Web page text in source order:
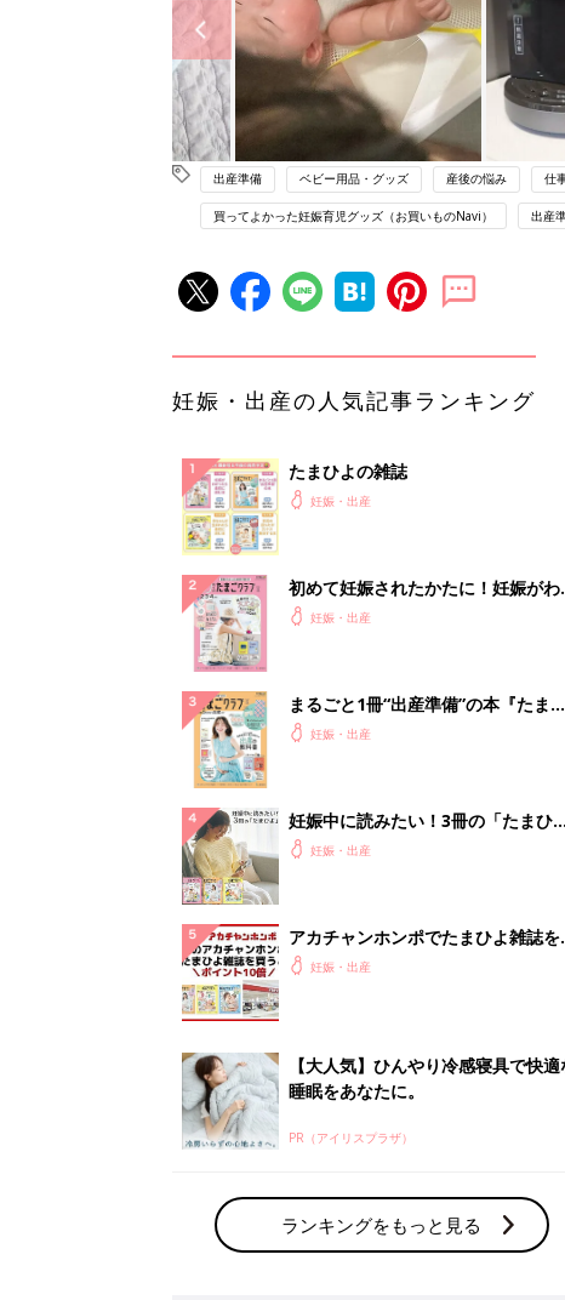
出産準備 ベビー用品・グッズ 産後の悩み 仕
買ってよかった妊娠育児グッズ（お買いものNavi） 出産
妊娠・出産の人気記事ランキング
たまひよの雑誌
妊娠・出産
初めて妊娠されたかたに！妊娠がわ
ったら最初に読む本『初めてのたまご
妊娠・出産
まるごと1冊“出産準備”の本『たまご
クラブ 夏号』〈スペシャル大特集〉
妊娠・出産
妊娠中に読みたい！3冊の「たまひ
よ」妊娠・出産
アカチャンホンポでたまひよ雑誌を
うとポイント10倍【期間限定】
妊娠・出産
【大人気】ひんやり冷感寝具で快適
睡眠をあなたに。
PR（アイリスプラザ）
ランキングをもっと見る